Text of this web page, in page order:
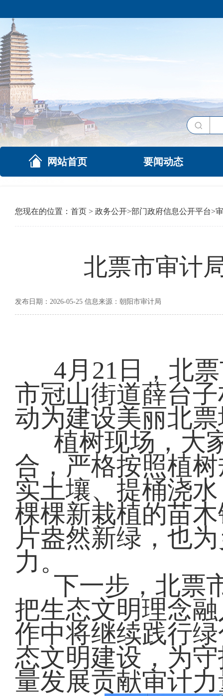
网站首页 要闻动态
您现在的位置： 首页 > 政务公开>部门政府信息公开平台>
北票市审计
发布日期：2026-05-25 信息来源：朝阳市审计局
4月21日，北
市冠山街道薛台
动为建设美丽北
植树现场，大
合，严格按照植
实土壤、提桶浇
棵棵新栽植的苗
片盎然新绿，也
力。
下一步，北票
把生态文明理念
作中将继续践行
态文明建设，为
量发展贡献审计